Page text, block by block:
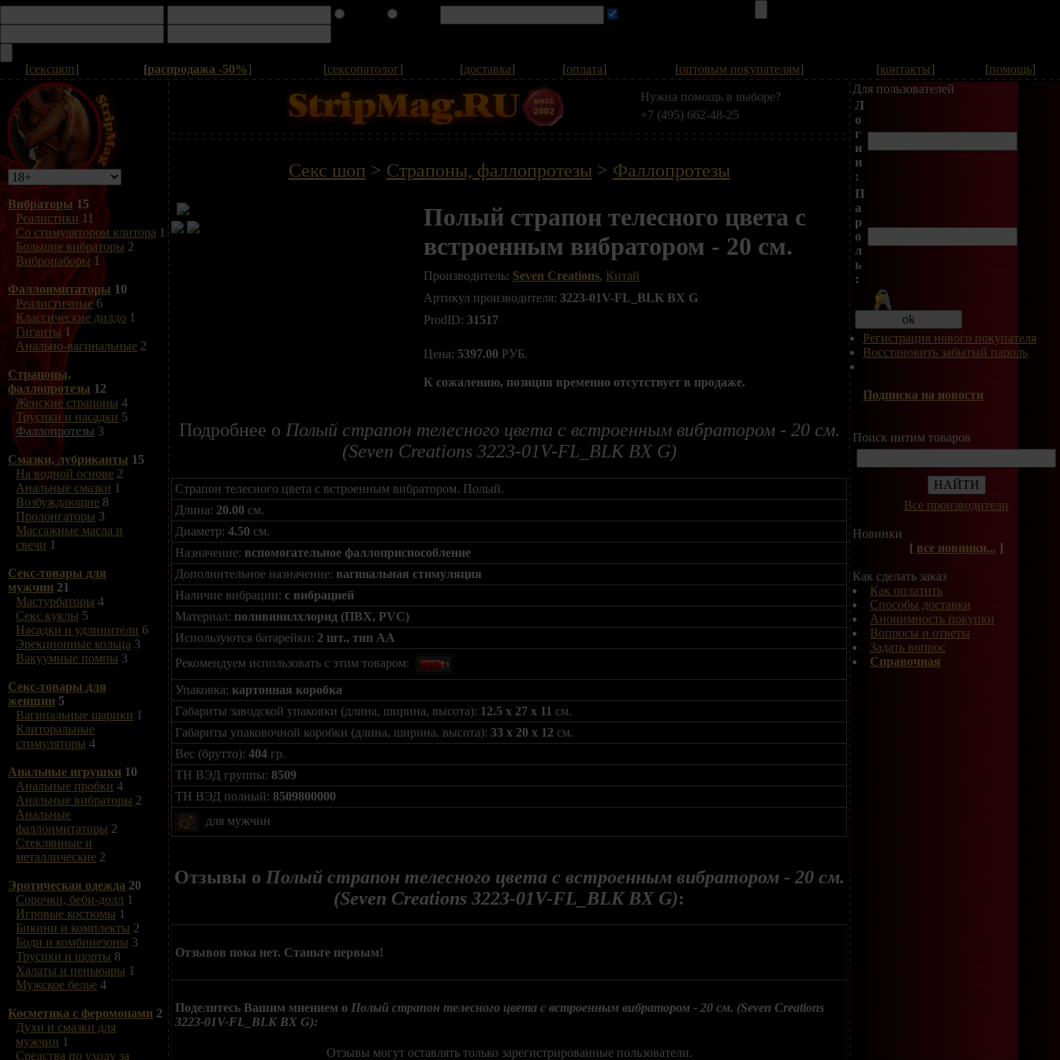
[сексшоп] [распродажа -50%] [сексопатолог] [доставка] [оплата] [оптовым покупателям] [контакты] [помощь]
Вибраторы 15
Реалистики 11
Со стимулятором клитора 1
Большие вибраторы 2
Вибронаборы 1
Фаллоимитаторы 10
Реалистичные6
Классические дилдо 1
Гиганты 1
Анально-вагинальные 2
Страпоны,
фаллопротезы 12
Женские страпоны 4
Трусики и насадки 5
Фаллопротезы 3
Смазки, лубриканты 15
На водной основе 2
Анальные смазки 1
Возбуждающие 8
Пролонгаторы 3
Массажные масла и
свечи 1
Секс-товары для
мужчин 21
Мастурбаторы 4
Секс куклы 5
Насадки и удлинители 6
Эрекционные кольца 3
Вакуумные помпы 3
Секс-товары для
женщин 5
Вагинальные шарики 1
Клиторальные
стимуляторы 4
Анальные игрушки 10
Анальные пробки 4
Анальные вибраторы 2
Анальные
фаллоимитаторы 2
Стеклянные и
металлические 2
Эротическая одежда 20
Сорочки, беби-долл 1
Игровые костюмы 1
Бикини и комплекты 2
Боди и комбинезоны 3
Трусики и шорты 8
Халаты и пеньюары 1
Мужское белье 4
Косметика с феромонами 2
Духи и смазки для
мужчин 1
Средства по уходу за
Нужна помощь в выборе?
+7 (495) 662-48-25
Секс шоп > Страпоны, фаллопротезы > Фаллопротезы
Полый страпон телесного цвета с
встроенным вибратором - 20 см.
Производитель: Seven Creations, Китай
Артикул производителя: 3223-01V-FL_BLK BX G
ProdID: 31517
Цена: 5397.00 РУБ.
К сожалению, позиция временно отсутствует в продаже.
Подробнее о Полый страпон телесного цвета с встроенным вибратором - 20 см.
(Seven Creations 3223-01V-FL_BLK BX G)
Страпон телесного цвета с встроенным вибратором. Полый.
Длина: 20.00 см.
Диаметр: 4.50 см.
Назначение: вспомогательное фаллоприспособление
Дополнительное назначение: вагинальная стимуляция
Наличие вибрации: с вибрацией
Материал: поливинилхлорид (ПВХ, PVC)
Используются батарейки: 2 шт., тип AA
Рекомендуем использовать с этим товаром:
Упаковка: картонная коробка
Габариты заводской упаковки (длина, ширина, высота): 12.5 x 27 x 11 см.
Габариты упаковочной коробки (длина, ширина, высота): 33 x 20 x 12 см.
Вес (брутто): 404 гр.
ТН ВЭД группы: 8509
ТН ВЭД полный: 8509800000
для мужчин
Отзывы о Полый страпон телесного цвета с встроенным вибратором - 20 см.
(Seven Creations 3223-01V-FL_BLK BX G):
Отзывов пока нет. Станьте первым!
Поделитесь Вашим мнением о Полый страпон телесного цвета с встроенным вибратором - 20 см. (Seven Creations
3223-01V-FL_BLK BX G):
Отзывы могут оставлять только зарегистрированные пользователи.
Для пользователей
Л
о
г
и
н
:
П
а
р
о
л
ь
:
Регистрация нового покупателя
Восстановить забытый пароль
Подписка на новости
Поиск интим товаров
Все производители
Новинки
[ все новинки... ]
Как сделать заказ
Как оплатить
Способы доставки
Анонимность покупки
Вопросы и ответы
Задать вопрос
Справочная